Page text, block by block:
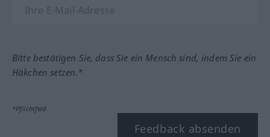
Bitte bestätigen Sie, dass Sie ein Mensch sind, indem Sie ein
Häkchen setzen.*
*Pflichtfeld
Feedback absenden